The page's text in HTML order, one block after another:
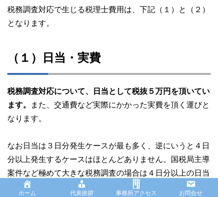
税務調査対応で生じる税理士費用は、下記（１）と（２）
となります。
（１）日当・実費
税務調査対応について、日当として税抜５万円を頂いてい
ます。
また、交通費など実際にかかった実費を頂く運びと
なります。
なお日当は３日分発生ケースが最も多く、逆にいうと４日
分以上発生するケースはほとんどありません。国税局主導
案件など極めて大きな税務調査の場合は４日分以上の日当
が発生するケースもありますが、夜職の方個人に対する税
ホーム 代表挨拶 事務所アクセス お問合せ